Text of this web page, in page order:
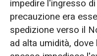
impedire l'ingresso
precauzione era
spedizione verso il
ad alta umidità,